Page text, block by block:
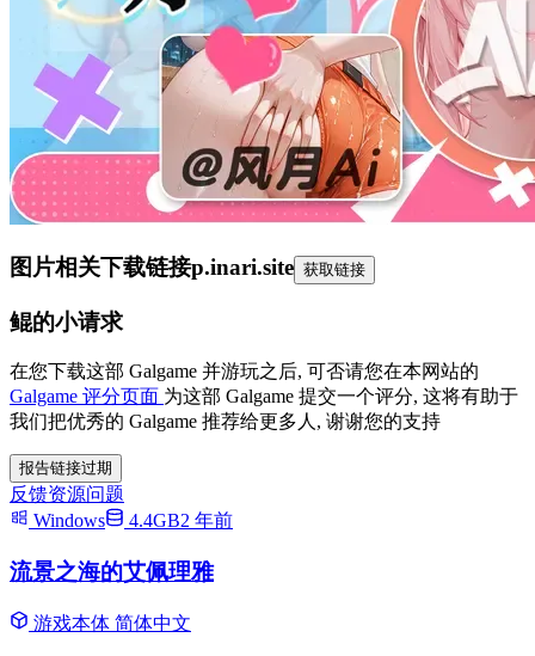
图片相关下载链接p.inari.site 获取链接
鲲的小请求
在您下载这部 Galgame 并游玩之后, 可否请您在本网站的
Galgame 评分页面 为这部 Galgame 提交一个评分, 这将有助于
我们把优秀的 Galgame 推荐给更多人, 谢谢您的支持
报告链接过期
反馈资源问题
Windows
4.4GB2 年前
流景之海的艾佩理雅
游戏本体 简体中文